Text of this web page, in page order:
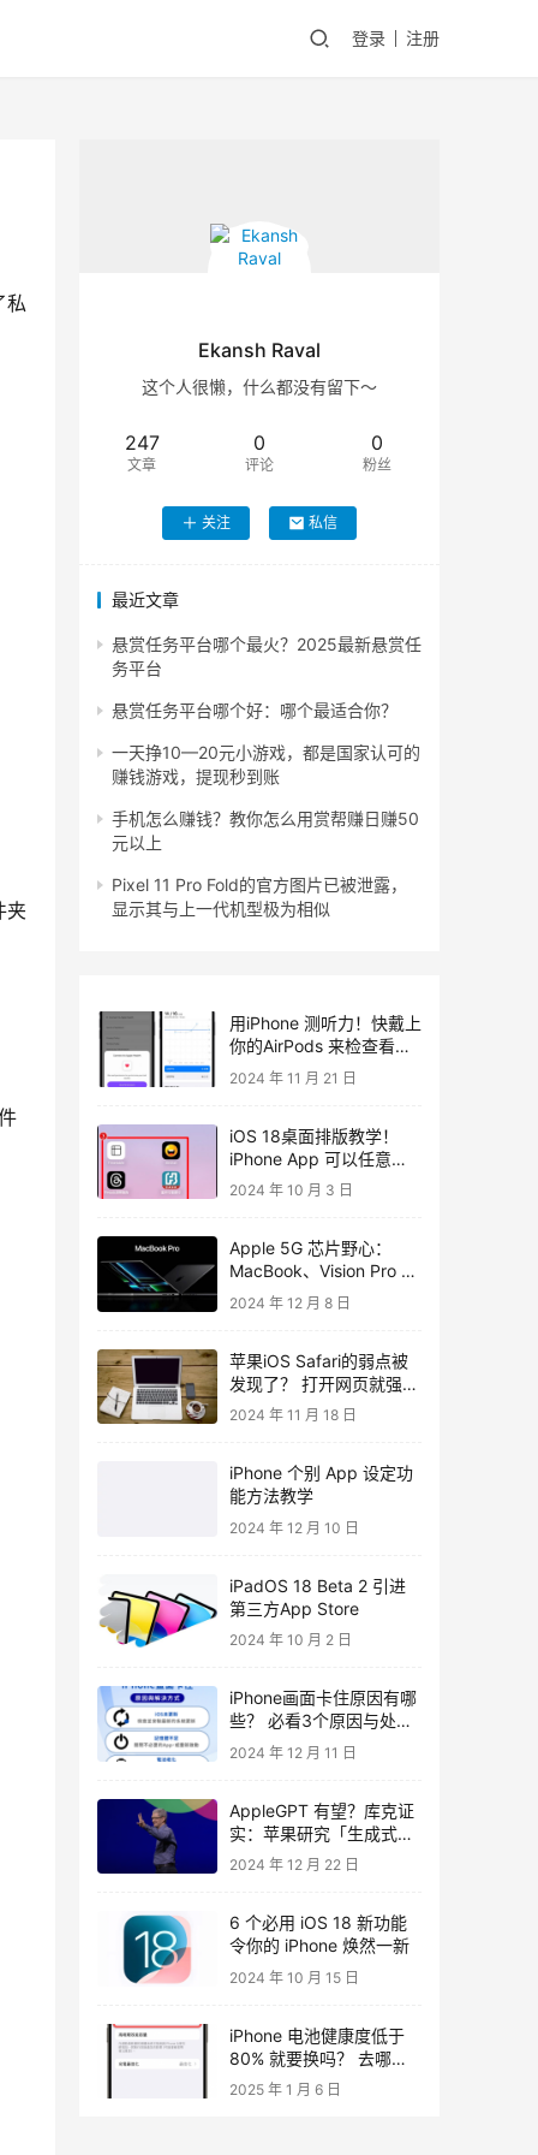
登录 注册
私
夹
Ekansh Raval
这个人很懒，什么都没有留下～
247
文章
0
评论
0
粉丝
关注 私信
最近文章
悬赏任务平台哪个最火？2025最新悬赏任
务平台
悬赏任务平台哪个好：哪个最适合你？
一天挣10—20元小游戏，都是国家认可的
赚钱游戏，提现秒到账
手机怎么赚钱？教你怎么用赏帮赚日赚50
元以上
Pixel 11 Pro Fold的官方图片已被泄露，
显示其与上一代机型极为相似
用iPhone 测听力！快戴上
你的AirPods 来检查看
看！
2024 年 11 月 21 日
iOS 18桌面排版教学！
iPhone App 可以任意排
列！
2024 年 10 月 3 日
Apple 5G 芯片野心：
MacBook、Vision Pro 有
望内建移动互联网
2024 年 12 月 8 日
苹果iOS Safari的弱点被
发现了？ 打开网页就强迫
重开机、只需要15行CSS
2024 年 11 月 18 日
iPhone 个别 App 设定功
能方法教学
2024 年 12 月 10 日
iPadOS 18 Beta 2 引进
第三方App Store
2024 年 10 月 2 日
iPhone画面卡住原因有哪
些？ 必看3个原因与处理
方式
2024 年 12 月 11 日
AppleGPT 有望？库克证
实：苹果研究「生成式
AI」好几年了。
2024 年 12 月 22 日
6 个必用 iOS 18 新功能
令你的 iPhone 焕然一新
2024 年 10 月 15 日
iPhone 电池健康度低于
80% 就要换吗？ 去哪里
换？ 这里教你
2025 年 1 月 6 日